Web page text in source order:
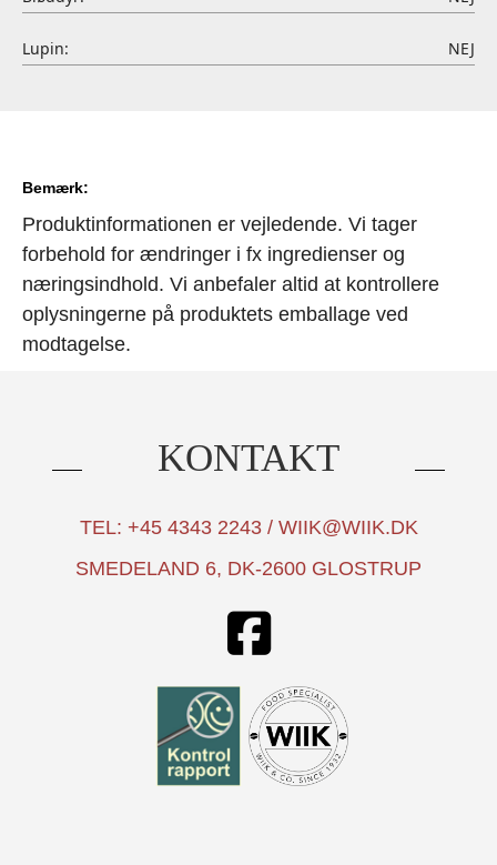
Lupin: NEJ
Bemærk:
Produktinformationen er vejledende. Vi tager
forbehold for ændringer i fx ingredienser og
næringsindhold. Vi anbefaler altid at kontrollere
oplysningerne på produktets emballage ved
modtagelse.
KONTAKT
TEL: +45 4343 2243 / WIIK@WIIK.DK
SMEDELAND 6, DK-2600 GLOSTRUP